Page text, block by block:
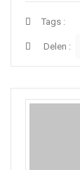
Tags :
Delen :